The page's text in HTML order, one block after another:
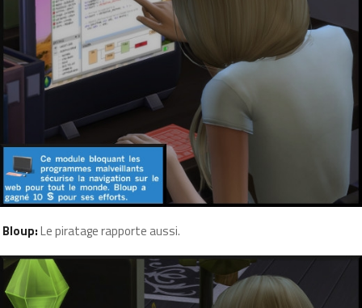
Bloup:Le piratage rapporte aussi.